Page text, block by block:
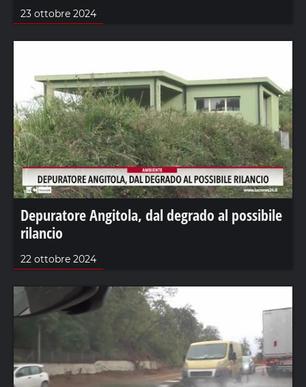
23 ottobre 2024
Depuratore Angitola, dal degrado al possibile
rilancio
22 ottobre 2024